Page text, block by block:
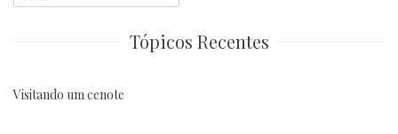
for:
Tópicos Recentes
Visitando um cenote